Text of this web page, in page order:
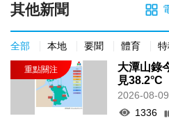
其他新聞
全部 本地 要聞 體育
大潭山錄
見38.2°C
2026-08-
1336